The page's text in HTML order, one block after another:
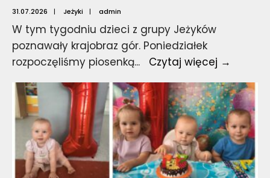
31.07.2026 | Jeżyki | admin
W tym tygodniu dzieci z grupy Jeżyków
poznawały krajobraz gór. Poniedziałek
rozpoczęliśmy piosenką... Czytaj więcej →
góry.